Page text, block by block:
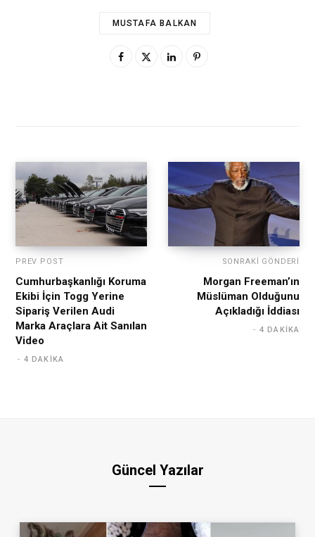
MUSTAFA BALKAN
PREV POST
Cumhurbaşkanlığı Koruma
Ekibi İçin Togg Yerine
Sipariş Verilen Audi
Marka Araçlara Ait Sanılan
Video
4 DAKIKA
SONRAKI GÖNDERI
Morgan Freeman’ın
Müslüman Olduğunu
Açıkladığı İddiası
4 DAKIKA
Güncel Yazılar